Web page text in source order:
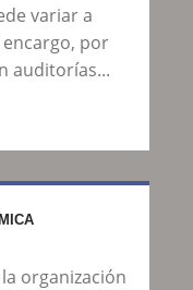
variar a
por
auditorías...
organización